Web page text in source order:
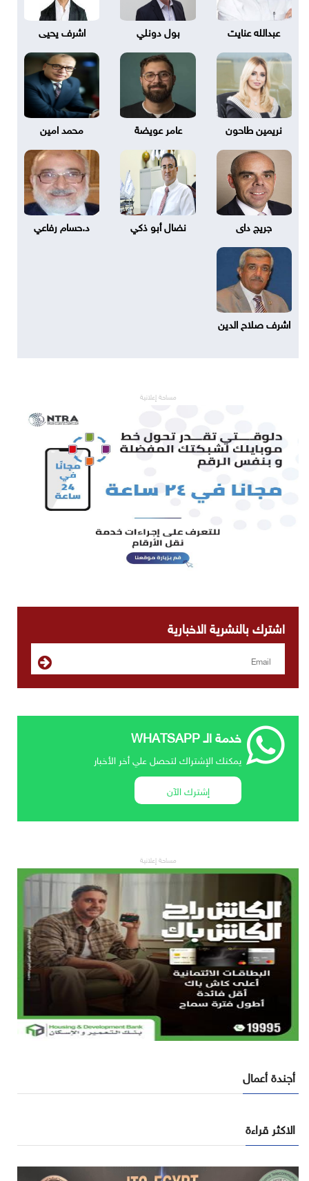
عبدالله عنايت بول دونلي اشرف يحيى
نريمين طاحون عامر عويضة محمد امين
جريج داى نضال أبو ذكي د.حسام رفاعي
اشرف صلاح الدين
مساحة إعلانية
اشترك بالنشرية الاخبارية
خدمة الـ WHATSAPP
يمكنك الإشتراك لتحصل علي أخر الأخبار
إشترك الآن
مساحة إعلانية
أجندة أعمال
الاكثر قراءة